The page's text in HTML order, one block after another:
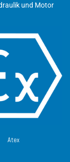
und Motor
Atex